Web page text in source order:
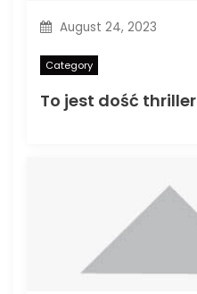
August 24, 2023
Category
To jest dość thriller